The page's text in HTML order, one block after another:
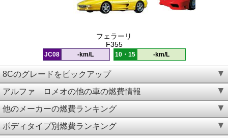
フェラーリ
F355
JC08 -km/L 10・15 -km/L
8Cのグレードをピックアップ
アルファ ロメオの他の車の燃費情報
他のメーカーの燃費ランキング
ボディタイプ別燃費ランキング